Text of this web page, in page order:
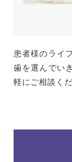
患者様のライ
歯を選んでい
軽にご相談くだ